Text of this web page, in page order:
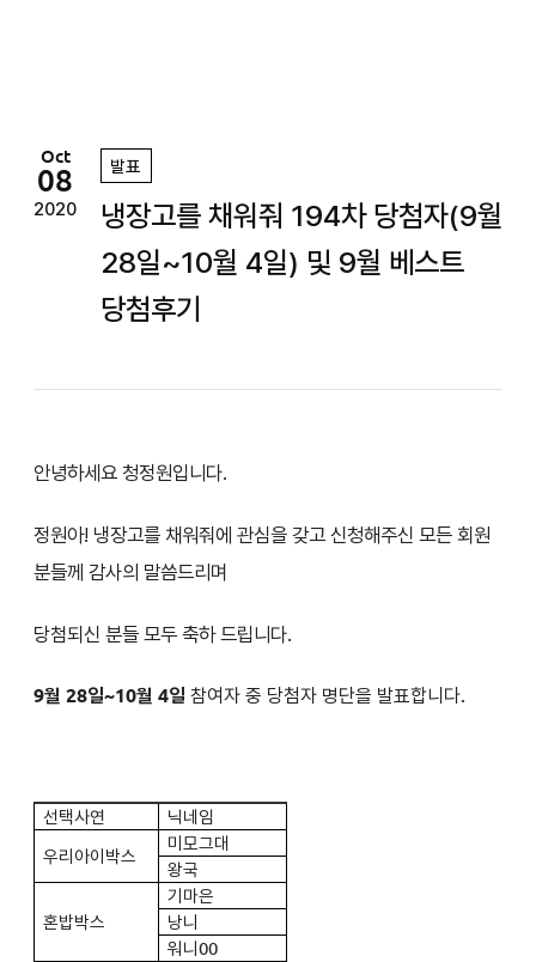
Oct
08
2020
발표
냉장고를 채워줘 194차 당첨자(9월
28일~10월 4일) 및 9월 베스트
당첨후기
안녕하세요 청정원입니다.
정원아! 냉장고를 채워줘에 관심을 갖고 신청해주신 모든 회원
분들께 감사의 말씀드리며
당첨되신 분들 모두 축하 드립니다.
9월 28일~10월 4일 참여자 중 당첨자 명단을 발표합니다.
선택사연
닉네임
우리아이박스
미모그대
왕국
혼밥박스
기마은
낭니
워니00